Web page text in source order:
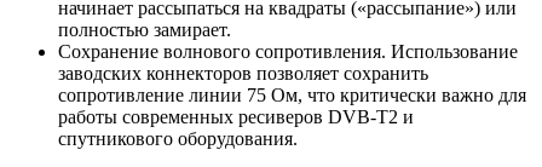
начинает рассыпаться на квадраты («рассыпание») или
полностью замирает.
Сохранение волнового сопротивления. Использование
заводских коннекторов позволяет сохранить
сопротивление линии 75 Ом, что критически важно для
работы современных ресиверов DVB-T2 и
спутникового оборудования.